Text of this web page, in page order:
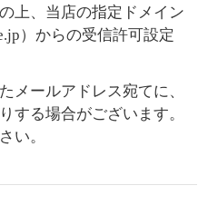
上、当店の指定ドメイン
）からの受信許可設定
メールアドレス宛てに、
する場合がございます。
い。